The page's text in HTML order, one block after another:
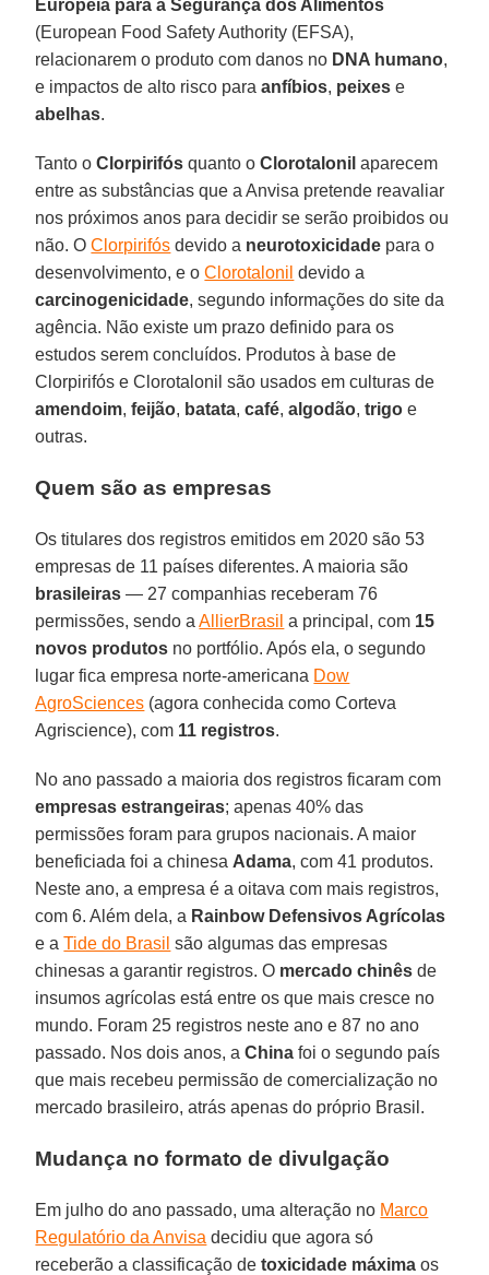
Europeia para a Segurança dos Alimentos
(European Food Safety Authority (EFSA),
relacionarem o produto com danos no DNA humano,
e impactos de alto risco paraanfíbios, peixes e
abelhas.
Tanto oClorpirifós quanto oClorotalonil aparecem
entre as substâncias que a Anvisa pretende reavaliar
nos próximos anos para decidir se serão proibidos ou
não. OClorpirifós devido a neurotoxicidade para o
desenvolvimento, e oClorotalonil devido a
carcinogenicidade, segundo informações do site da
agência. Não existe um prazo definido para os
estudos serem concluídos. Produtos à base de
Clorpirifós e Clorotalonil são usados em culturas de
amendoim,feijão, batata,café,algodão,trigo e
outras.
Quem são as empresas
Os titulares dos registros emitidos em 2020 são 53
empresas de 11 países diferentes. A maioria são
brasileiras — 27 companhias receberam 76
permissões, sendo aAllierBrasil a principal, com 15
novos produtos no portfólio. Após ela, o segundo
lugar fica empresa norte-americana Dow
AgroSciences (agora conhecida como Corteva
Agriscience), com 11 registros.
No ano passado a maioria dos registros ficaram com
empresas estrangeiras; apenas 40% das
permissões foram para grupos nacionais. A maior
beneficiada foi a chinesa Adama, com 41 produtos.
Neste ano, a empresa é a oitava com mais registros,
com 6. Além dela, a Rainbow Defensivos Agrícolas
e aTide do Brasil são algumas das empresas
chinesas a garantir registros. O mercado chinês de
insumos agrícolas está entre os que mais cresce no
mundo. Foram 25 registros neste ano e 87 no ano
passado. Nos dois anos, aChina foi o segundo país
que mais recebeu permissão de comercialização no
mercado brasileiro, atrás apenas do próprio Brasil.
Mudança no formato de divulgação
Em julho do ano passado, uma alteração no Marco
Regulatório da Anvisa decidiu que agora só
receberão a classificação detoxicidade máxima os